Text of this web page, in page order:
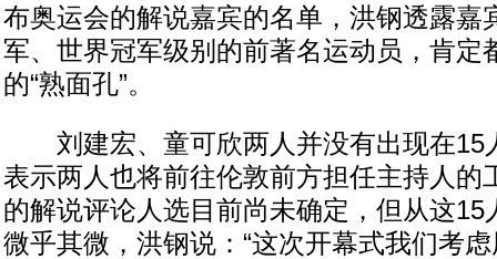
布奥运会的解说嘉宾的名单，洪钢透露嘉
军、世界冠军级别的前著名运动员，肯定
的“熟面孔”。
刘建宏、童可欣两人并没有出现在15
表示两人也将前往伦敦前方担任主持人的
的解说评论人选目前尚未确定，但从这15
微乎其微，洪钢说：“这次开幕式我们考